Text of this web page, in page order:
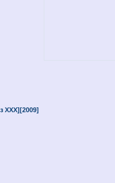
XXX][2009]